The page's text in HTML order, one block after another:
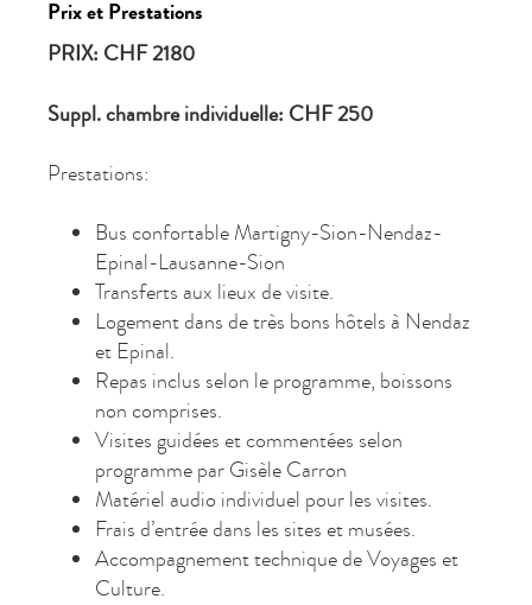
Prix et Prestations
PRIX: CHF 2180
Suppl. chambre individuelle: CHF 250
Prestations:
Bus confortable Martigny-Sion-Nendaz-
Epinal-Lausanne-Sion
Transferts aux lieux de visite.
Logement dans de très bons hôtels à Nendaz
et Epinal.
Repas inclus selon le programme, boissons
non comprises.
Visites guidées et commentées selon
programme par Gisèle Carron
Matériel audio individuel pour les visites.
Frais d’entrée dans les sites et musées.
Accompagnement technique de Voyages et
Culture.